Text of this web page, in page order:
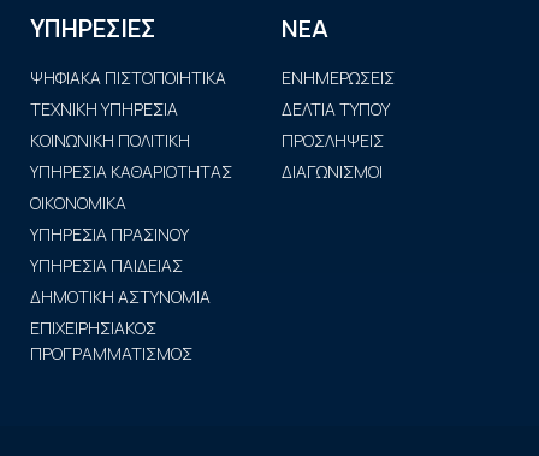
ΥΠΗΡΕΣΙΕΣ
ΨΗΦΙΑΚΑ ΠΙΣΤΟΠΟΙΗΤΙΚΑ
ΤΕΧΝΙΚΗ ΥΠΗΡΕΣΙΑ
ΚΟΙΝΩΝΙΚΗ ΠΟΛΙΤΙΚΗ
ΥΠΗΡΕΣΙΑ ΚΑΘΑΡΙΟΤΗΤΑΣ
ΟΙΚΟΝΟΜΙΚΑ
ΥΠΗΡΕΣΙΑ ΠΡΑΣΙΝΟΥ
ΥΠΗΡΕΣΙΑ ΠΑΙΔΕΙΑΣ
ΔΗΜΟΤΙΚΗ ΑΣΤΥΝΟΜΙΑ
ΕΠΙΧΕΙΡΗΣΙΑΚΟΣ
ΠΡΟΓΡΑΜΜΑΤΙΣΜΟΣ
ΝΕΑ
ΕΝΗΜΕΡΩΣΕΙΣ
ΔΕΛΤΙΑ ΤΥΠΟΥ
ΠΡΟΣΛΗΨΕΙΣ
ΔΙΑΓΩΝΙΣΜΟΙ